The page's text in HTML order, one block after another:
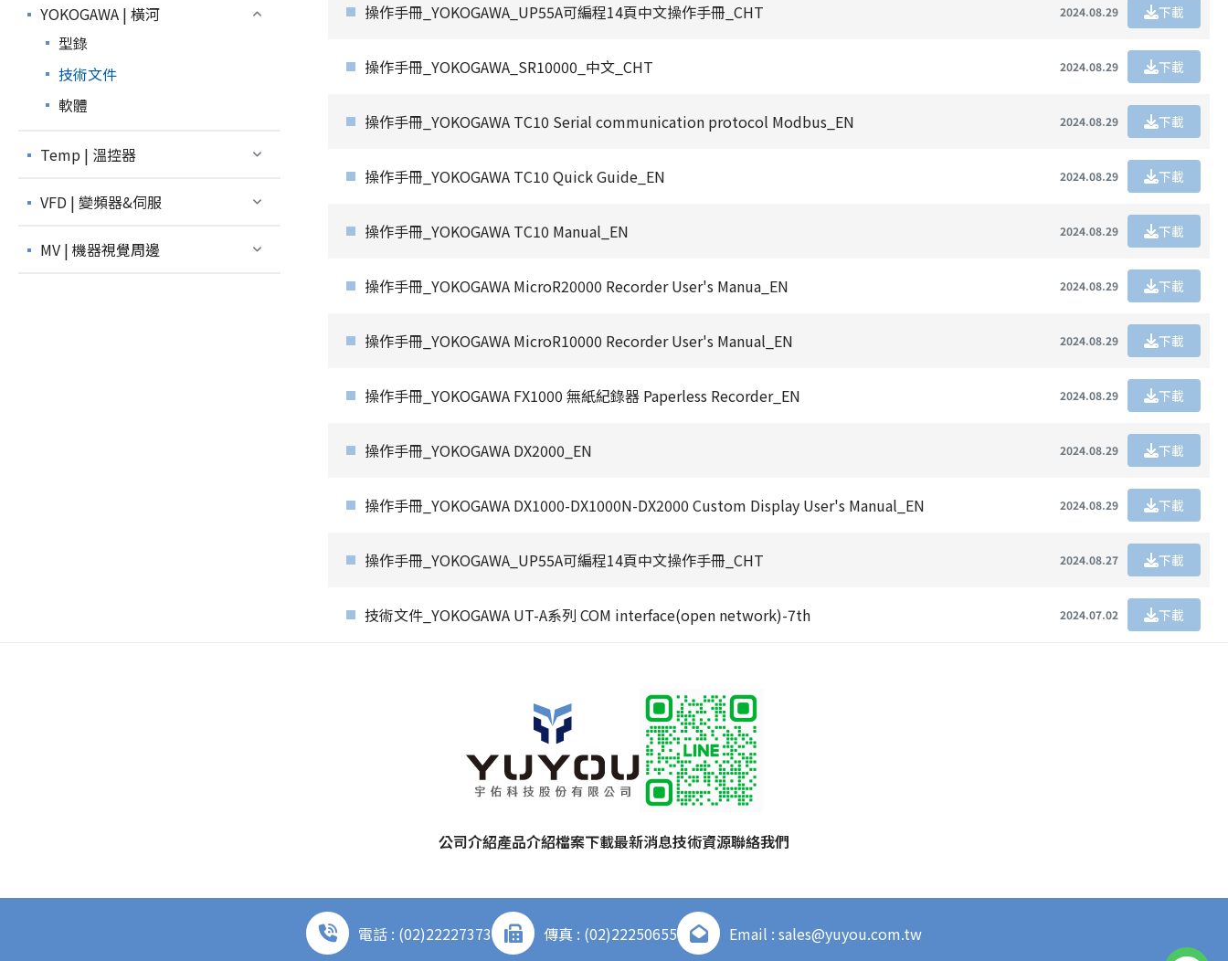
YOKOGAWA | 橫河
型錄
技術文件
軟體
Temp | 溫控器
VFD | 變頻器&伺服
MV | 機器視覺周邊
操作手冊_YOKOGAWA_UP55A可編程14頁中文操作手冊_CHT 2024.08.29 下載
操作手冊_YOKOGAWA_SR10000_中文_CHT 2024.08.29 下載
操作手冊_YOKOGAWA TC10 Serial communication protocol Modbus_EN 2024.08.29 下載
操作手冊_YOKOGAWA TC10 Quick Guide_EN 2024.08.29 下載
操作手冊_YOKOGAWA TC10 Manual_EN 2024.08.29 下載
操作手冊_YOKOGAWA MicroR20000 Recorder User's Manua_EN 2024.08.29 下載
操作手冊_YOKOGAWA MicroR10000 Recorder User's Manual_EN 2024.08.29 下載
操作手冊_YOKOGAWA FX1000 無紙紀錄器 Paperless Recorder_EN 2024.08.29 下載
操作手冊_YOKOGAWA DX2000_EN 2024.08.29 下載
操作手冊_YOKOGAWA DX1000-DX1000N-DX2000 Custom Display User's Manual_EN 2024.08.29 下載
操作手冊_YOKOGAWA_UP55A可編程14頁中文操作手冊_CHT 2024.08.27 下載
技術文件_YOKOGAWA UT-A系列 COM interface(open network)-7th 2024.07.02 下載
公司介紹產品介紹檔案下載最新消息技術資源聯絡我們
電話 : (02)22227373 傳真 : (02)22250655 Email : sales@yuyou.com.tw